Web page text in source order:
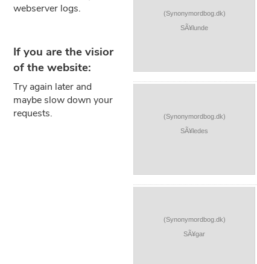
(Synonymordbog.dk)
SÃ¥lunde
(Synonymordbog.dk)
SÃ¥ledes
(Synonymordbog.dk)
SÃ¥gar